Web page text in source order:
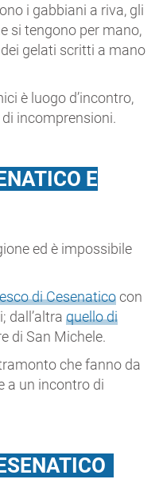
i gabbiani a riva, gli
si tengono per mano,
gelati scritti a mano
è luogo d’incontro,
incomprensioni.
E
ed è impossibile
di Cesenaticocon
dall’altra quello di
di San Michele.
che fanno da
a un incontro di